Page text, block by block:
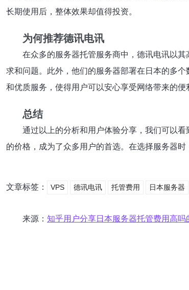
长期使用后，整体效果却值得投资。
为何推荐德讯电讯
在众多的服务器托管服务商中，德讯电讯以
求和问题。此外，他们的服务器部署在日本的多
和优质服务，使得用户可以安心享受网络带来的便
总结
通过以上的分析和用户体验分享，我们可以
的价格，成为了众多用户的首选。在选择服务器
文章标签： VPS 德讯电讯 托管费用 日本服务器
来源： 知乎用户分享日本服务器托管费用高吗